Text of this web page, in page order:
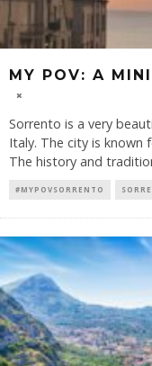
MY POV: A
Sorrento is a very
Italy. The city is known
The history and
#MYPOVSORRENTO